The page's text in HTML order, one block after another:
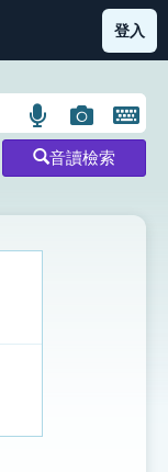
部首索引表圖示
登入
語
言
搜
示
圖
片
搜
開
鍵
圖
音讀檢索